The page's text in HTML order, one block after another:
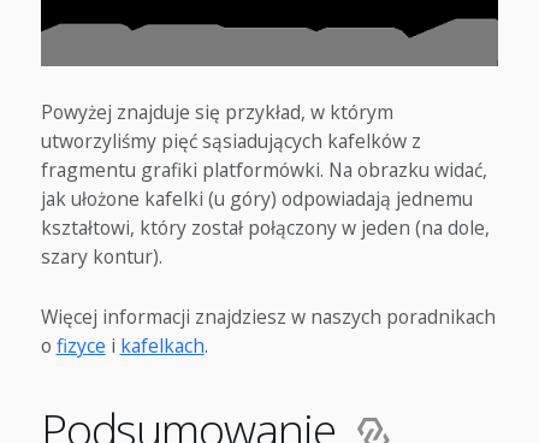
Powyżej znajduje się przykład, w którym
utworzyliśmy pięć sąsiadujących kafelków z
fragmentu grafiki platformówki. Na obrazku widać,
jak ułożone kafelki (u góry) odpowiadają jednemu
kształtowi, który został połączony w jeden (na dole,
szary kontur).
Więcej informacji znajdziesz w naszych poradnikach
o fizyce i kafelkach.
Podsumowanie